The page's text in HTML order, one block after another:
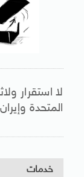
لا استقرار
المتحدة وإيران
خدمات